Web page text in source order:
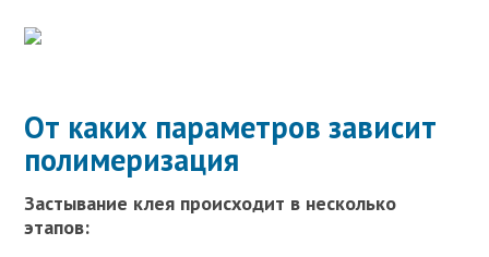
От каких параметров зависит
полимеризация
Застывание клея происходит в несколько
этапов: